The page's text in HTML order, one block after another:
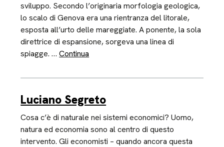
sviluppo. Secondo l’originaria morfologia geologica,
lo scalo di Genova era una rientranza del litorale,
esposta all’urto delle mareggiate. A ponente, la sola
direttrice di espansione, sorgeva una linea di
spiagge. …Continua
Luciano Segreto
Cosa c’è di naturale nei sistemi economici? Uomo,
natura ed economia sono al centro di questo
intervento. Gli economisti – quando ancora questa